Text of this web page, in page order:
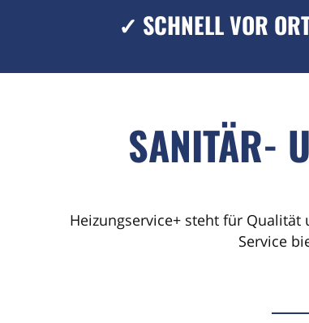
✓ SCHNELL VOR
SANITÄR-
Heizungservice+ steht für
Service